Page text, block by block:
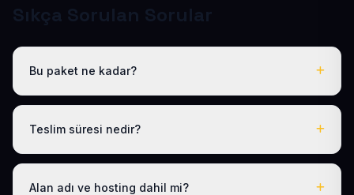
Sıkça Sorulan Sorular
Bu paket ne kadar?
Tüm sektörel paketlerimiz gibi Hazır Fast Food Sitesi de
alan adı, hosting, SSL ve temel SEO dahildir; gizli ücret
yoktur.
Teslim süresi nedir?
Logo, iletişim ve tanıtım metinlerinizi ilettikten sonra
Alan adı ve hosting dahil mi?